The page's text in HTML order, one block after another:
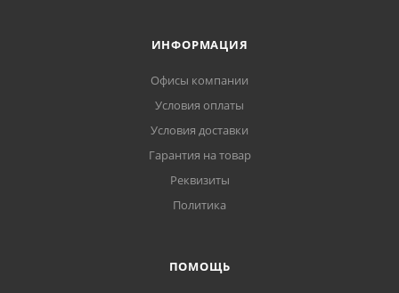
ИНФОРМАЦИЯ
Офисы компании
Условия оплаты
Условия доставки
Гарантия на товар
Реквизиты
Политика
ПОМОЩЬ